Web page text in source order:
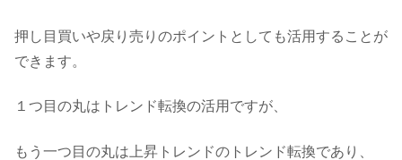
押し目買いや戻り売りのポイントとしても活用することが
できます。
１つ目の丸はトレンド転換の活用ですが、
もう一つ目の丸は上昇トレンドのトレンド転換であり、